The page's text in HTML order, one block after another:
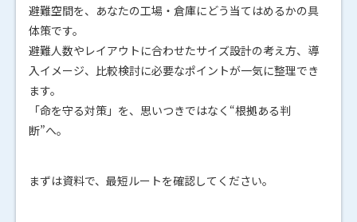
避難空間を、あなたの工場・倉庫にどう当てはめるかの具
体策です。
避難人数やレイアウトに合わせたサイズ設計の考え方、導
入イメージ、比較検討に必要なポイントが一気に整理でき
ます。
「命を守る対策」を、思いつきではなく“根拠ある判
断”へ。
まずは資料で、最短ルートを確認してください。